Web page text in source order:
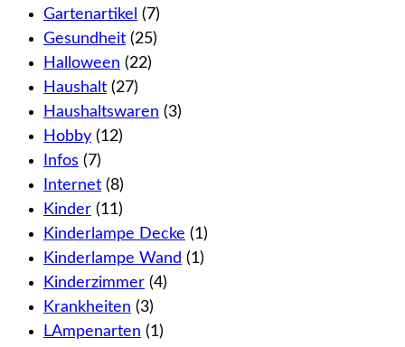
Gartenartikel (7)
Gesundheit (25)
Halloween (22)
Haushalt (27)
Haushaltswaren (3)
Hobby (12)
Infos (7)
Internet (8)
Kinder (11)
Kinderlampe Decke (1)
Kinderlampe Wand (1)
Kinderzimmer (4)
Krankheiten (3)
LAmpenarten (1)